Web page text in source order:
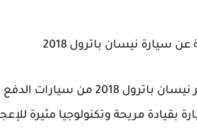
سيارة نيسان باترول 2018
بقيادة مريحة وتكنولوجيا مثيرة